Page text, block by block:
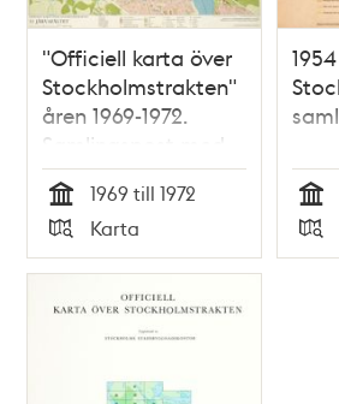
"Officiell karta över
Stockholmstrakten"
åren 1969-1972.
Samlingspost med
25 kartblad
Tid
1969 till 1972
Typ
Karta Tid
Typ